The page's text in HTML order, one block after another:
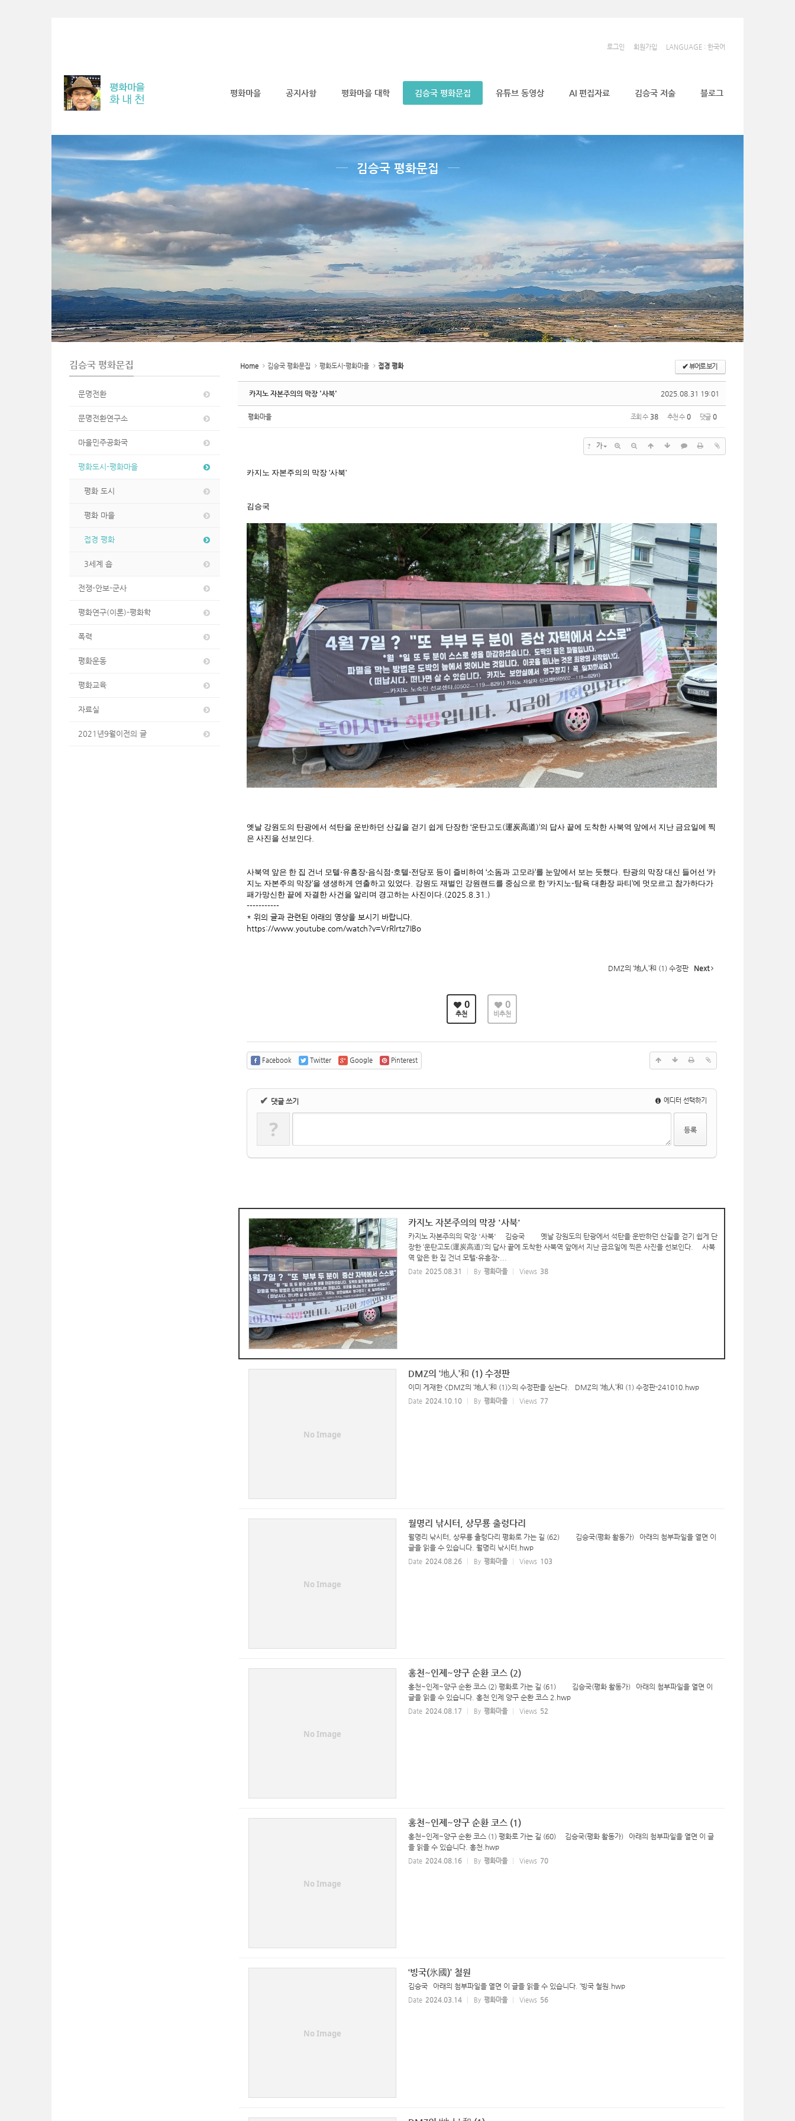
로그인 회원가입 LANGUAGE : 한국어
평화마을 공지사항 평화마을 대학 김승국 평화문집 유튜브 동영상 AI 편집자료 김승국 저술 블로그
u
P
o
i
김승국 평화문집
김승국 평화문집
문명전환
문명전환연구소
마을민주공화국
평화도시-평화마을
평화 도시
평화 마을
접경 평화
3세계 숍
전쟁-안보-군사
평화연구(이론)-평화학
폭력
평화운동
평화교육
자료실
2021년9월이전의 글
Home 김승국 평화문집 평화도시-평화마을 접경 평화 ✔뷰어로 보기
2025.08.31 19:01
카지노 자본주의의 막장 '사북'
평화마을 조회 수 38 추천 수 0 댓글 0
? 가
카지노 자본주의의 막장 '사북'
김승국
옛날 강원도의 탄광에서 석탄을 운반하던 산길을 걷기 쉽게 단장한 ‘운탄고도(運炭高道)’의 답사 끝에 도착한 사북역 앞에서 지난 금요일에 찍
은 사진을 선보인다
사북역 앞은 한 집 건너 모텔 ⋅유흥장⋅음식점 ⋅호텔 ⋅전당포 등이 즐비하여 ‘소돔과 고모라’를 눈앞에서 보는 듯했다 탄광의 막장 대신 들어선 ‘카
지노 자본주의 막장’을 생생하게 연출하고 있었다 강원도 재벌인 강원랜드를 중심으로 한 ‘카지노-탐욕 대환장 파티’에 멋모르고 참가하다가
패가망신한 끝에 자결한 사건을 알리며 경고하는 사진이다 .(2025.8.31.)
-----------
* 위의 글과 관련된 아래의 영상을 보시기 바랍니다.
https://www.youtube.com/watch?v=VrRlrtz7IBo
DMZ의 ‘地人’和 (1) 수정판 Next
0
추천
0
비추천
Facebook Twitter Google Pinterest
✔ 댓글 쓰기 에디터 선택하기
?
카지노 자본주의의 막장 '사북'
카지노 자본주의의 막장 '사북' 김승국 옛날 강원도의 탄광에서 석탄을 운반하던 산길을 걷기 쉽게 단
장한 ‘운탄고도(運炭高道)’의 답사 끝에 도착한 사북역 앞에서 지난 금요일에 찍은 사진을 선보인다. 사북
역 앞은 한 집 건너 모텔⋅유흥장⋅...
Date 2025.08.31 By 평화마을 Views 38
No Image
DMZ의 ‘地人’和 (1) 수정판
이미 게재한 <DMZ의 ‘地人’和 (1)>의 수정판을 싣는다. DMZ의 ‘地人’和 (1) 수정판-241010.hwp
Date 2024.10.10 By 평화마을 Views 77
No Image
월명리 낚시터, 상무룡 출렁다리
월명리 낚시터, 상무룡 출렁다리 평화로 가는 길 (62) 김승국(평화 활동가) 아래의 첨부파일을 열면 이
글을 읽을 수 있습니다. 월명리 낚시터.hwp
Date 2024.08.26 By 평화마을 Views 103
No Image
홍천~인제~양구 순환 코스 (2)
홍천~인제~양구 순환 코스 (2) 평화로 가는 길 (61) 김승국(평화 활동가) 아래의 첨부파일을 열면 이
글을 읽을 수 있습니다. 홍천 인제 양구 순환 코스 2.hwp
Date 2024.08.17 By 평화마을 Views 52
No Image
홍천~인제~양구 순환 코스 (1)
홍천~인제~양구 순환 코스 (1) 평화로 가는 길 (60) 김승국(평화 활동가) 아래의 첨부파일을 열면 이 글
을 읽을 수 있습니다. 홍천.hwp
Date 2024.08.16 By 평화마을 Views 70
No Image
‘빙국(氷國)’ 철원
김승국 아래의 첨부파일을 열면 이 글을 읽을 수 있습니다. ‘빙국 철원.hwp
Date 2024.03.14 By 평화마을 Views 56